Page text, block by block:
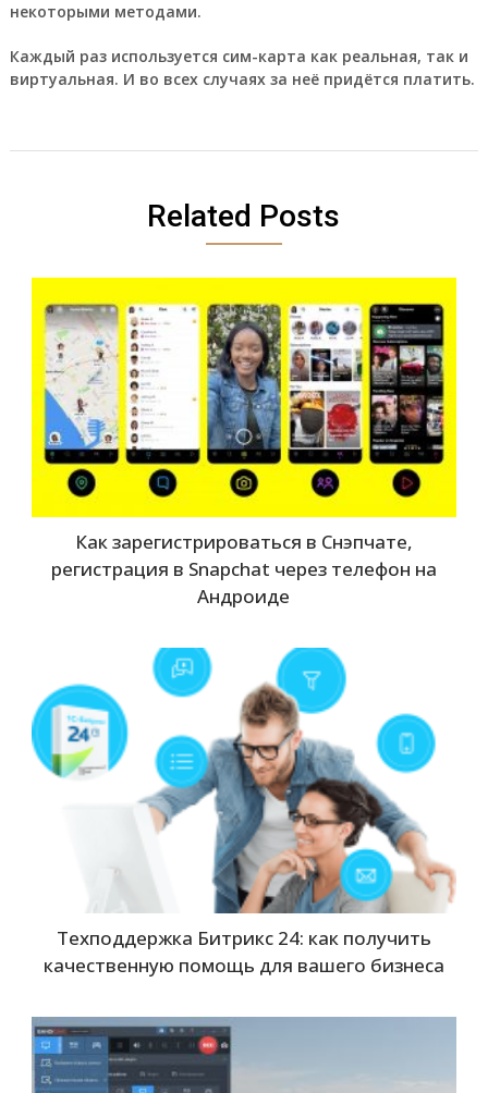
некоторыми методами.
Каждый раз используется сим-карта как реальная, так и
виртуальная. И во всех случаях за неё придётся платить.
Related Posts
Как зарегистрироваться в Снэпчате,
регистрация в Snapchat через телефон на
Андроиде
Техподдержка Битрикс 24: как получить
качественную помощь для вашего бизнеса